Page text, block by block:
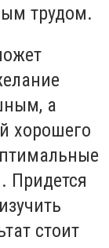
трудом.
а
хорошего
Придется
стоит